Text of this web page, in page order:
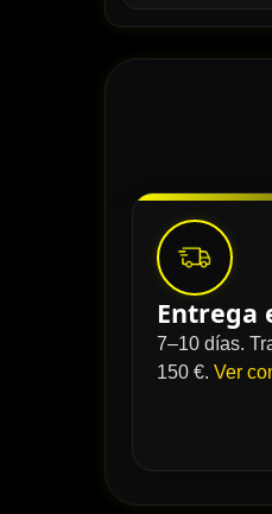
Entrega
7–10 días.
150 €. Ver